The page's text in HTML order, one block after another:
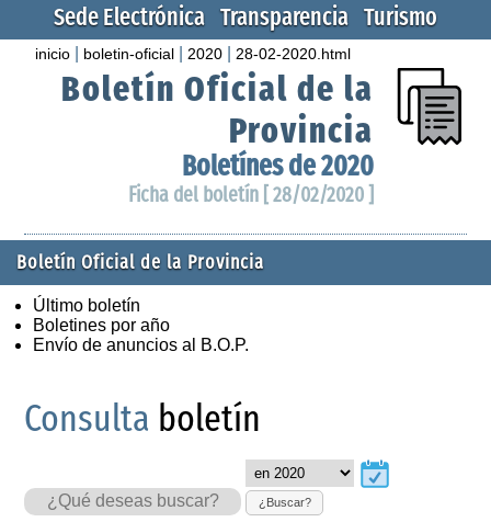
Sede Electrónica Transparencia Turismo
inicio boletin-oficial 2020 28-02-2020.html
Boletín Oficial de la
Provincia
Boletínes de 2020
Ficha del boletín [ 28/02/2020 ]
Boletín Oficial de la Provincia
Último boletín
Boletines por año
Envío de anuncios al B.O.P.
Consulta boletín
¿Buscar?